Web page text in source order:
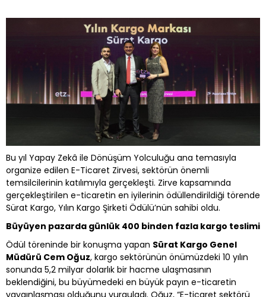
Bu yıl Yapay Zekâ ile Dönüşüm Yolculuğu ana temasıyla
organize edilen E-Ticaret Zirvesi, sektörün önemli
temsilcilerinin katılımıyla gerçekleşti. Zirve kapsamında
gerçekleştirilen e-ticaretin en iyilerinin ödüllendirildiği törende
Sürat Kargo, Yılın Kargo Şirketi Ödülü’nün sahibi oldu.
Büyüyen pazarda günlük 400 binden fazla kargo teslimi
Ödül töreninde bir konuşma yapan Sürat Kargo Genel
Müdürü Cem Oğuz, kargo sektörünün önümüzdeki 10 yılın
sonunda 5,2 milyar dolarlık bir hacme ulaşmasının
beklendiğini, bu büyümedeki en büyük payın e-ticaretin
yaygınlaşması olduğunu vurguladı. Oğuz, “E-ticaret sektörü